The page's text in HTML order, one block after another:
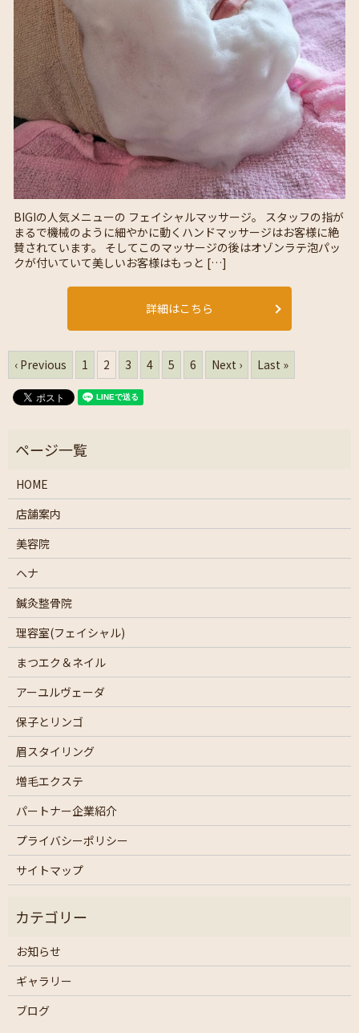
BIGIの人気メニューの フェイシャルマッサージ。 スタッフの指が
まるで機械のように細やかに動くハンドマッサージはお客様に絶
賛されています。 そしてこのマッサージの後はオゾンラテ泡パッ
クが付いていて美しいお客様はもっと […]
詳細はこちら
‹ Previous 1 2 3 4 5 6 Next › Last »
HOME
店舗案内
美容院
ヘナ
鍼灸整骨院
理容室(フェイシャル)
まつエク＆ネイル
アーユルヴェーダ
保子とリンゴ
眉スタイリング
増毛エクステ
パートナー企業紹介
プライバシーポリシー
サイトマップ
お知らせ
ギャラリー
ブログ